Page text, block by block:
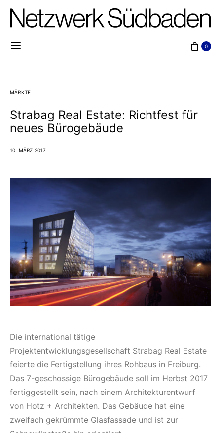
0
MÄRKTE
Strabag Real Estate: Richtfest für
neues Bürogebäude
10. MÄRZ 2017
Die international tätige
Projektentwicklungsgesellschaft Strabag Real Estate
feierte die Fertigstellung ihres Rohbaus in Freiburg.
Das 7-geschossige Bürogebäude soll im Herbst 2017
fertiggestellt sein, nach einem Architekturentwurf
von Hotz + Architekten. Das Gebäude hat eine
zweifach gekrümmte Glasfassade und ist zur